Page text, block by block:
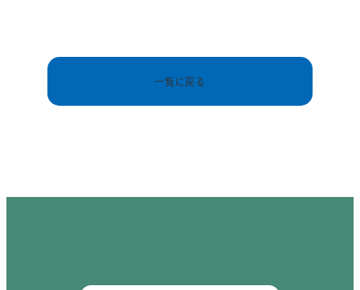
一覧に戻る